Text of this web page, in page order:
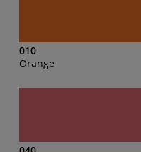
010
Orange